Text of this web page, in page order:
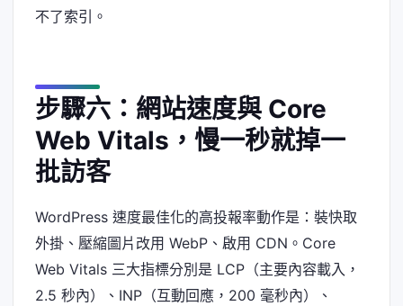
不了索引。
步驟六：網站速度與 Core
Web Vitals，慢一秒就掉一
批訪客
WordPress 速度最佳化的高投報率動作是：裝快取
外掛、壓縮圖片改用 WebP、啟用 CDN。Core
Web Vitals 三大指標分別是 LCP（主要內容載入，
2.5 秒內）、INP（互動回應，200 毫秒內）、